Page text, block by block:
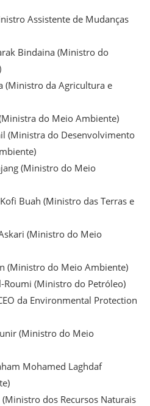
Assistente de Mudanças
Bindaina (Ministro do
(Ministro da Agricultura e
do Meio Ambiente)
(Ministra do Desenvolvimento
(Ministro do Meio
Buah (Ministro das Terras e
(Ministro do Meio
(Ministro do Meio Ambiente)
Roumi (Ministro do Petróleo)
da Environmental Protection
(Ministro do Meio
Mohamed Laghdaf
dos Recursos Naturais